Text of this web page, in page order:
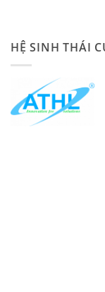
HỆ SINH THÁI